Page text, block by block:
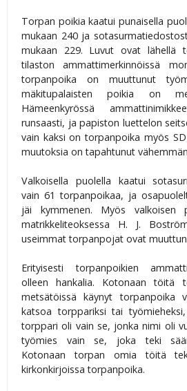
Torpan poikia kaatui punaisella
mukaan 240 ja
mukaan 229. Luvut ovat lähellä
tilaston ammattimerkinnöissä
torpanpoika on muuttunut
mäkitupalaisten poikia on
Hämeenkyrössä
runsaasti, ja papiston luettelon
vain kaksi on torpanpoika myös
muutoksia on tapahtunut
Valkoisella puolella kaatui
vain 61 torpanpoikaa, ja
jäi kymmenen. Myös valkoisen
matrikkeliteoksessa H. J.
useimmat torpanpojat ovat
Erityisesti torpanpoikien
olleen hankalia. Kotonaan töitä
metsätöissä käynyt torpanpoika
katsoa torppariksi tai
torppari oli vain se, jonka nimi oli
työmies vain se, joka teki
Kotonaan torpan omia töitä
kirkonkirjoissa torpanpoika.